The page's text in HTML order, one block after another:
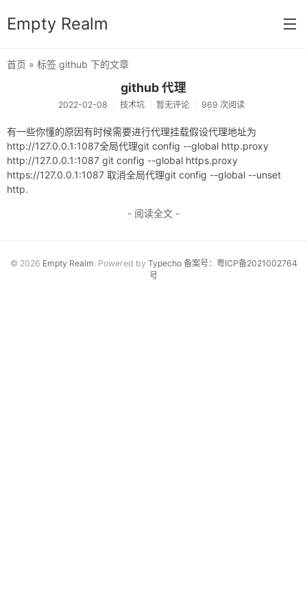
Empty Realm
分类
杂谈
算法
数据库
关于
首页 » 标签 github 下的文章
github 代理
2022-02-08 技术坑 暂无评论 969 次阅读
有一些你懂的原因有时候需要进行代理挂载假设代理地址为
http://127.0.0.1:1087全局代理git config --global http.proxy
http://127.0.0.1:1087 git config --global https.proxy
https://127.0.0.1:1087 取消全局代理git config --global --unset
http.
- 阅读全文 -
© 2026 Empty Realm. Powered by Typecho 备案号：粤ICP备2021002764
号